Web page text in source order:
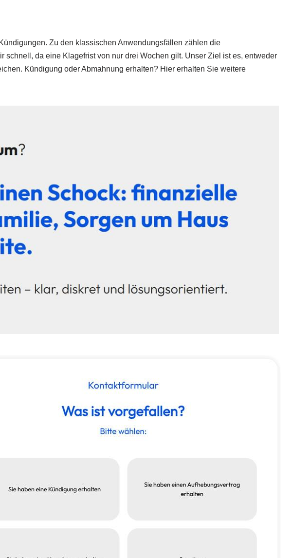
Zu den klassischen Anwendungsfällen zählen die
da eine Klagefrist von nur drei Wochen gilt. Unser Ziel ist es, entweder
Kündigung oder Abmahnung erhalten? Hier erhalten Sie weitere